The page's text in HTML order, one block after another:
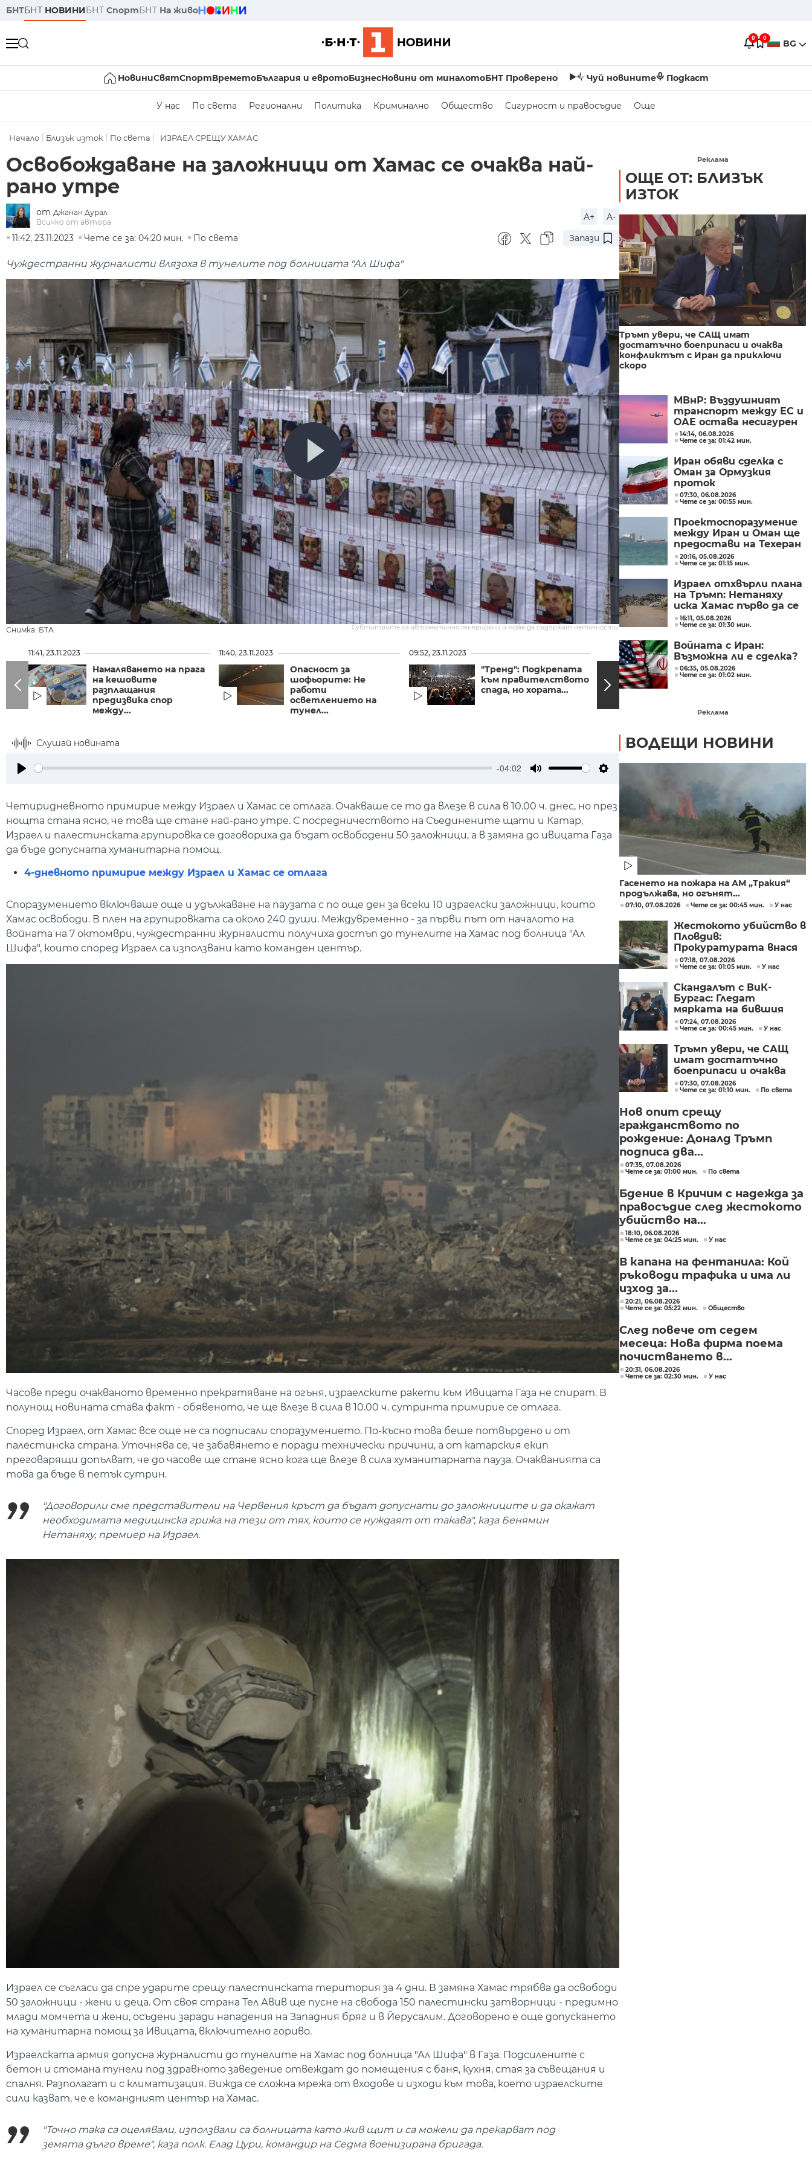
БНТБНТ НОВИНИБНТ СпортБНТ На живо
0 0 BG
НовиниСвятСпортВреметоБългария и евротоБизнесНовини от миналотоБНТ Проверено Чуй новините Подкаст
У нас По света Регионални Политика Криминално Общество Сигурност и правосъдие Още
Начало Близък изток По света ИЗРАЕЛ СРЕЩУ ХАМАС
Освобождаване на заложници от Хамас се очаква най-
рано утре
от Джанан Дурал
Всичко от автора
A+
A-
11:42, 23.11.2023
Чете се за: 04:20 мин. По света Запази
Чуждестранни журналисти влязоха в тунелите под болницата "Ал Шифа"
Снимка: БТА Субтитрите са автоматично генерирани и може да съдържат неточности.
11:41, 23.11.2023
Намаляването на прага
на кешовите
разплащания
предизвика спор
между...
11:40, 23.11.2023
Опасност за
шофьорите: Не
работи
осветлението на
тунел...
09:52, 23.11.2023
"Тренд": Подкрепата
към правителството
спада, но хората...
09:20, 23.11.2023
Недоволството на
земеделците: Искаме
управляващите да ни
08:18,
Слушай новината
-04:02
Четиридневното примирие между Израел и Хамас се отлага. Очакваше се то да влезе в сила в 10.00 ч. днес, но през
нощта стана ясно, че това ще стане най-рано утре. С посредничеството на Съединените щати и Катар,
Израел и палестинската групировка се договориха да бъдат освободени 50 заложници, а в замяна до ивицата Газа
да бъде допусната хуманитарна помощ.
4-дневното примирие между Израел и Хамас се отлага
Споразумението включваше още и удължаване на паузата с по още ден за всеки 10 израелски заложници, които
Хамас освободи. В плен на групировката са около 240 души. Междувременно - за първи път от началото на
войната на 7 октомври, чуждестранни журналисти получиха достъп до тунелите на Хамас под болница "Ал
Шифа", които според Израел са използвани като команден център.
Часове преди очакваното временно прекратяване на огъня, израелските ракети към Ивицата Газа не спират. В
полунощ новината става факт - обявеното, че ще влезе в сила в 10.00 ч. сутринта примирие се отлага.
Според Израел, от Хамас все още не са подписали споразумението. По-късно това беше потвърдено и от
палестинска страна. Уточнява се, че забавянето е поради технически причини, а от катарския екип
преговарящи допълват, че до часове ще стане ясно кога ще влезе в сила хуманитарната пауза. Очакванията са
това да бъде в петък сутрин.
"Договорили сме представители на Червения кръст да бъдат допуснати до заложниците и да окажат
необходимата медицинска грижа на тези от тях, които се нуждаят от такава", каза Бенямин
Нетаняху, премиер на Израел.
Израел се съгласи да спре ударите срещу палестинската територия за 4 дни. В замяна Хамас трябва да освободи
50 заложници - жени и деца. От своя страна Тел Авив ще пусне на свобода 150 палестински затворници - предимно
млади момчета и жени, осъдени заради нападения на Западния бряг и в Йерусалим. Договорено е още допускането
на хуманитарна помощ за Ивицата, включително гориво.
Израелската армия допусна журналисти до тунелите на Хамас под болница "Ал Шифа" в Газа. Подсилените с
бетон и стомана тунели под здравното заведение отвеждат до помещения с баня, кухня, стая за съвещания и
спалня. Разполагат и с климатизация. Вижда се сложна мрежа от входове и изходи към това, което израелските
сили казват, че е командният център на Хамас.
"Точно така са оцелявали, използвали са болницата като жив щит и са можели да прекарват под
земята дълго време", каза полк. Елад Цури, командир на Седма военизирана бригада.
Реклама
ОЩЕ ОТ: БЛИЗЪК
ИЗТОК
Тръмп увери, че САЩ имат
достатъчно боеприпаси и очаква
конфликтът с Иран да приключи
скоро
МВнР: Въздушният
транспорт между ЕС и
ОАЕ остава несигурен
14:14, 06.08.2026
Чете се за: 01:42 мин.
Иран обяви сделка с
Оман за Ормузкия
проток
07:30, 06.08.2026
Чете се за: 00:55 мин.
Проектоспоразумение
между Иран и Оман ще
предостави на Техеран
контрола над кораби,
влизащи в Персийския
20:16, 05.08.2026
Чете се за: 01:15 мин.
Израел отхвърли плана
на Тръмп: Нетаняху
иска Хамас първо да се
разоръжи
16:11, 05.08.2026
Чете се за: 01:30 мин.
Войната с Иран:
Възможна ли е сделка?
06:35, 05.08.2026
Чете се за: 01:02 мин.
Реклама
ВОДЕЩИ НОВИНИ
Гасенето на пожара на АМ „Тракия“
продължава, но огънят...
07:10, 07.08.2026 Чете се за: 00:45 мин. У нас
Жестокото убийство в
Пловдив:
Прокуратурата внася
искане „задържане под
стража“
07:18, 07.08.2026
Чете се за: 01:05 мин.
У нас
Скандалът с ВиК-
Бургас: Гледат
мярката на бившия
директор
07:24, 07.08.2026
Чете се за: 00:45 мин.
У нас
Тръмп увери, че САЩ
имат достатъчно
боеприпаси и очаква
конфликтът с Иран да
приключи скоро
07:30, 07.08.2026
Чете се за: 01:10 мин.
По света
Нов опит срещу
гражданството по
рождение: Доналд Тръмп
подписа два...
07:35, 07.08.2026
Чете се за: 01:00 мин.
По света
Бдение в Кричим с надежда за
правосъдие след жестокото
убийство на...
18:10, 06.08.2026
Чете се за: 04:25 мин.
У нас
В капана на фентанила: Кой
ръководи трафика и има ли
изход за...
20:21, 06.08.2026
Чете се за: 05:22 мин.
Общество
След повече от седем
месеца: Нова фирма поема
почистването в...
20:31, 06.08.2026
Чете се за: 02:30 мин.
У нас